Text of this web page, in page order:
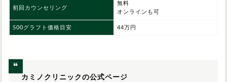
初回カウンセリング
無料
オンラインも可
500グラフト価格目安 44万円
カミノクリニックの公式ページ